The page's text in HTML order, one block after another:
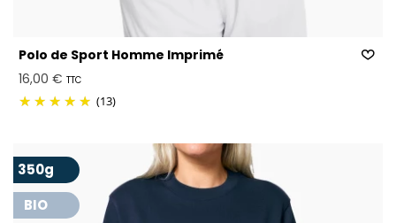
Polo de Sport Homme Imprimé
16,00 € TTC
(13)
350g
BIO